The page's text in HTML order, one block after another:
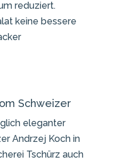
reduziert.
keine bessere
Schweizer
eleganter
Andrzej Koch in
Tschürz auch